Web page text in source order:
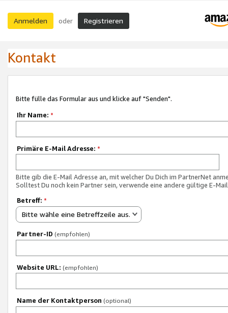
Anmelden oder Registrieren
Kontakt
Bitte fülle das Formular aus und klicke auf "Senden".
Ihr Name: *
Primäre E-Mail Adresse: *
Bitte gib die E-Mail Adresse an, mit welcher Du Dich im PartnerNet
Solltest Du noch kein Partner sein, verwende eine andere gültige E-
Betreff: *
Bitte wähle eine Betreffzeile aus.
Partner-ID (empfohlen)
Website URL: (empfohlen)
Name der Kontaktperson (optional)